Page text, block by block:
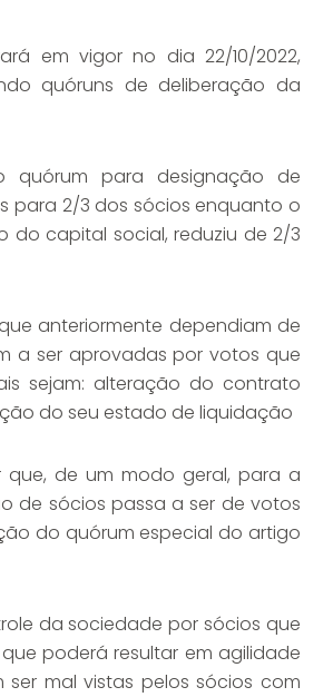
em vigor no dia 22/10/2022,
quóruns de deliberação da
quórum para designação de
para 2/3 dos sócios enquanto o
do capital social, reduziu de 2/3
anteriormente dependiam de
a ser aprovadas por votos que
sejam: alteração do contrato
do seu estado de liquidação
que, de um modo geral, para a
de sócios passa a ser de votos
do quórum especial do artigo
da sociedade por sócios que
poderá resultar em agilidade
mal vistas pelos sócios com